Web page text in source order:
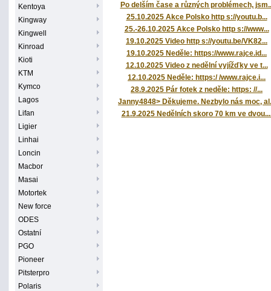
Kentoya
Kingway
Kingwell
Kinroad
Kioti
KTM
Kymco
Lagos
Lifan
Ligier
Linhai
Loncin
Macbor
Masai
Motortek
New force
ODES
Ostatní
PGO
Pioneer
Pitsterpro
Polaris
Po delším čase a různých problémech,
25.10.2025 Akce Polsko http s://youtu.b...
25.-26.10.2025 Akce Polsko http s://www...
19.10.2025 Video http s://youtu.be/VK82...
19.10.2025 Neděle: https://www.rajce.id...
12.10.2025 Video z nedělní vyjížďky ve t...
12.10.2025 Neděle: https:/ /www.rajce.i...
28.9.2025 Pár fotek z neděle: https: //...
Janny4848> Děkujeme. Nezbylo nás moc,
21.9.2025 Nedělních skoro 70 km ve